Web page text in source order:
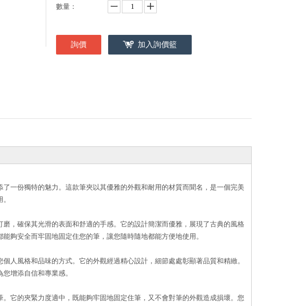
數量：
詢價 加入詢價籃
一份獨特的魅力。這款筆夾以其優雅的外觀和耐用的材質而聞名，是一個完美
，確保其光滑的表面和舒適的手感。它的設計簡潔而優雅，展現了古典的風格
夠安全而牢固地固定住您的筆，讓您隨時隨地都能方便地使用。
人風格和品味的方式。它的外觀經過精心設計，細節處處彰顯著品質和精緻。
增添自信和專業感。
它的夾緊力度適中，既能夠牢固地固定住筆，又不會對筆的外觀造成損壞。您